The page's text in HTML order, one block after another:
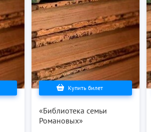
«Библиотека семьи
Романовых»
Купить билет